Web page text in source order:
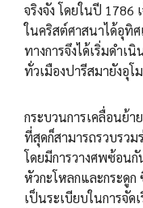
จริงจัง โดยในปี 1786
ในคริสต์ศาสนาได้อุทิ
ทางการจึงได้เริ่มดำเ
ทั่วเมืองปารีสมายังอุ
กระบวนการเคลื่อนย้
ที่สุดก็สามารถรวบรวม
โดยมีการวางศพซ้อน
หัวกะโหลกและกระดูก
เป็นระเบียบในการจัด